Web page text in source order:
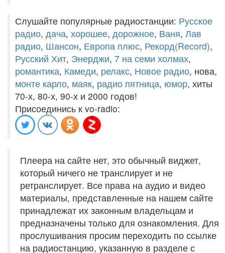
Слушайте популярные радиостанции: Русское
радио, дача, хорошее, дорожное, Ваня, Лав
радио, Шансон, Европа плюс, Рекорд(Record),
Русский Хит, Энерджи, 7 на семи холмах,
романтика, Камеди, релакс, Новое радио, нова,
монте карло, маяк, радио пятница, юмор, хиты
70-х, 80-х, 90-х и 2000 годов!
Присоединись к vo-radio:
Плеера на сайте нет, это обычный виджет,
который ничего не транслирует и не
ретранслирует. Все права на аудио и видео
материалы, представленные на нашем сайте
принадлежат их законным владельцам и
предназначены только для ознакомления. Для
прослушивания просим переходить по ссылке
на радиостанцию, указанную в разделе с